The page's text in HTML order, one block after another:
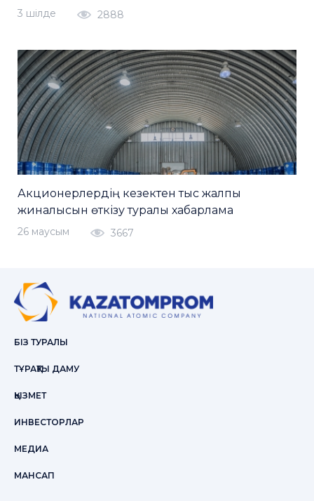
3 шiлде 2888
Акционерлердің кезектен тыс жалпы
жиналысын өткізу туралы хабарлама
26 маусым 3667
БІЗ ТУРАЛЫ
ТҰРАҚТЫ ДАМУ
ҚЫЗМЕТ
ИНВЕСТОРЛАР
МЕДИА
МАНСАП